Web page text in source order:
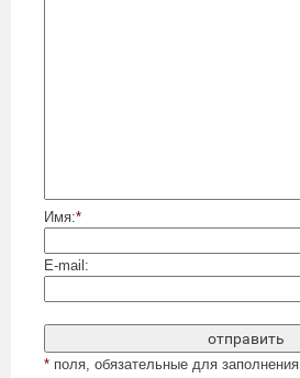
Имя:*
E-mail:
* поля, обязательные для заполнения